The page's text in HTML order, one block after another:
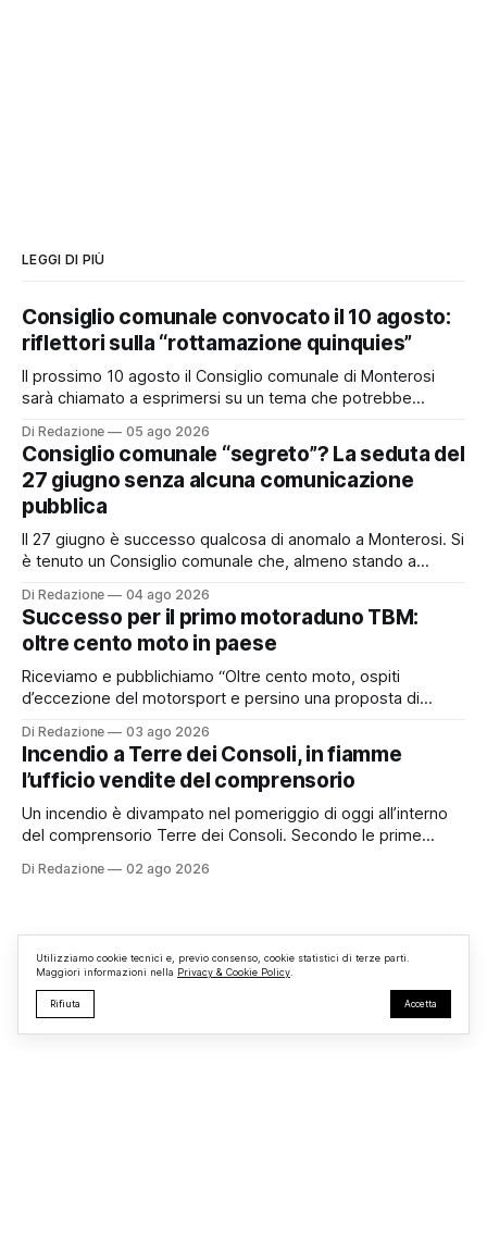
LEGGI DI PIÙ
Consiglio comunale convocato il 10 agosto:
riflettori sulla “rottamazione quinquies”
Il prossimo 10 agosto il Consiglio comunale di Monterosi
sarà chiamato a esprimersi su un tema che potrebbe
possibile adesione del Comune alla cosiddetta
“rottamazione quinquies” dei carichi affidati all’Agente della
Riscossione. Prima, però, c’è un tema politico che merita
Di Redazione 05 ago 2026
Consiglio comunale “segreto”? La seduta del
27 giugno senza alcuna comunicazione
pubblica
Il 27 giugno è successo qualcosa di anomalo a Monterosi. Si
è tenuto un Consiglio comunale che, almeno stando a
pubblicamente comunicato ai cittadini attraverso l’Albo
Pretorio. Un’anomalia che merita spiegazioni. Il Consiglio
comunale è, per sua natura, un’assemblea
Di Redazione 04 ago 2026
Successo per il primo motoraduno TBM:
oltre cento moto in paese
Riceviamo e pubblichiamo “Oltre cento moto, ospiti
d’eccezione del motorsport e persino una proposta di
organizzato da TBM a Monterosi, un evento che ha
superato le aspettative degli organizzatori richiamando
appassionati delle due ruote da tutto il Lazio e dalle regioni
limitrofe. Per
Di Redazione 03 ago 2026
Incendio a Terre dei Consoli, in fiamme
l’ufficio vendite del comprensorio
Un incendio è divampato nel pomeriggio di oggi all’interno
del comprensorio Terre dei Consoli. Secondo le prime
struttura adibita a ufficio vendite. Sul posto sono intervenuti
Di Redazione 02 ago 2026
Utilizziamo cookie tecnici e, previo consenso, cookie statistici di terze parti.
Maggiori informazioni nella Privacy & Cookie Policy
Rifiuta Accetta